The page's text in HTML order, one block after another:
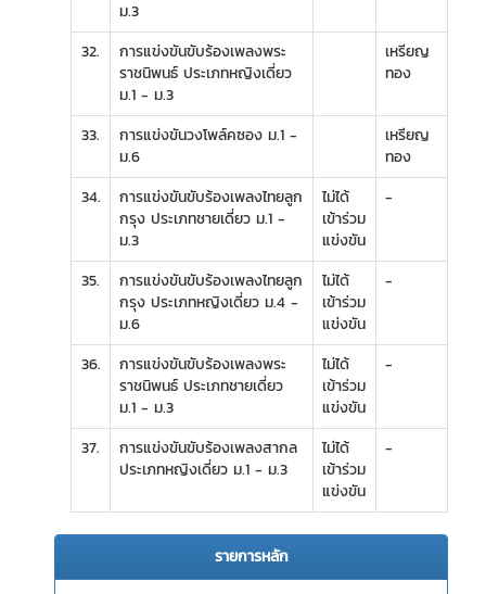
ม.3
32.
การแข่งขันขับร้องเพลงพระ
ราชนิพนธ์ ประเภทหญิงเดี่ยว
ม.1 - ม.3
เหรียญ
ทอง
33.
การแข่งขันวงโพล์คซอง ม.1 -
ม.6
เหรียญ
ทอง
34.
การแข่งขันขับร้องเพลงไทยลูก
กรุง ประเภทชายเดี่ยว ม.1 -
ม.3
ไม่ได้
เข้าร่วม
แข่งขัน
-
35.
การแข่งขันขับร้องเพลงไทยลูก
กรุง ประเภทหญิงเดี่ยว ม.4 -
ม.6
ไม่ได้
เข้าร่วม
แข่งขัน
-
36.
การแข่งขันขับร้องเพลงพระ
ราชนิพนธ์ ประเภทชายเดี่ยว
ม.1 - ม.3
ไม่ได้
เข้าร่วม
แข่งขัน
-
37.
การแข่งขันขับร้องเพลงสากล
ประเภทหญิงเดี่ยว ม.1 - ม.3
ไม่ได้
เข้าร่วม
แข่งขัน
-
รายการหลัก